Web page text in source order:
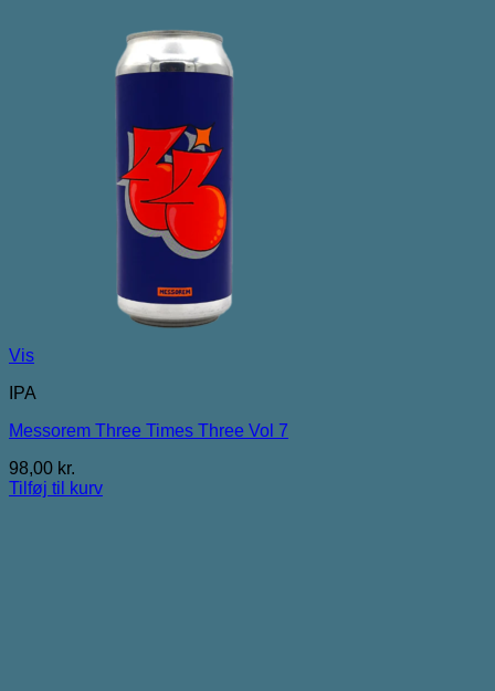
Vis
IPA
Messorem Three Times Three Vol 7
98,00 kr.
Tilføj til kurv